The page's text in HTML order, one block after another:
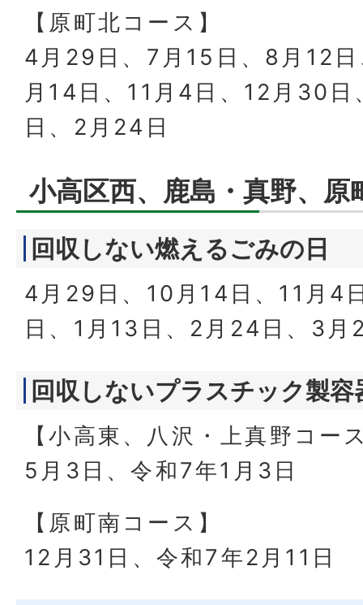
【原町北コース】
4月29日、7月15日、8月12
月14日、11月4日、12月30
日、2月24日
小高区西、鹿島・真野、原
回収しない燃えるごみの日
4月29日、10月14日、11月4
日、1月13日、2月24日、3月
回収しないプラスチック製容
【小高東、八沢・上真野コー
5月3日、令和7年1月3日
【原町南コース】
12月31日、令和7年2月11日